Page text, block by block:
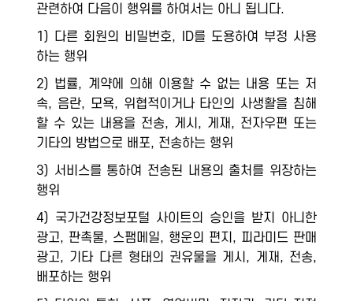
관련하여 다음이 행위를 하여서는 아니 됩니다.
1) 다른 회원의 비밀번호, ID를 도용하여 부정 사용
하는 행위
2) 법률, 계약에 의해 이용할 수 없는 내용 또는 저
속, 음란, 모욕, 위협적이거나 타인의 사생활을 침해
할 수 있는 내용을 전송, 게시, 게재, 전자우편 또는
기타의 방법으로 배포, 전송하는 행위
3) 서비스를 통하여 전송된 내용의 출처를 위장하는
행위
4) 국가건강정보포털 사이트의 승인을 받지 아니한
광고, 판촉물, 스팸메일, 행운의 편지, 피라미드 판매
광고, 기타 다른 형태의 권유물을 게시, 게재, 전송,
배포하는 행위